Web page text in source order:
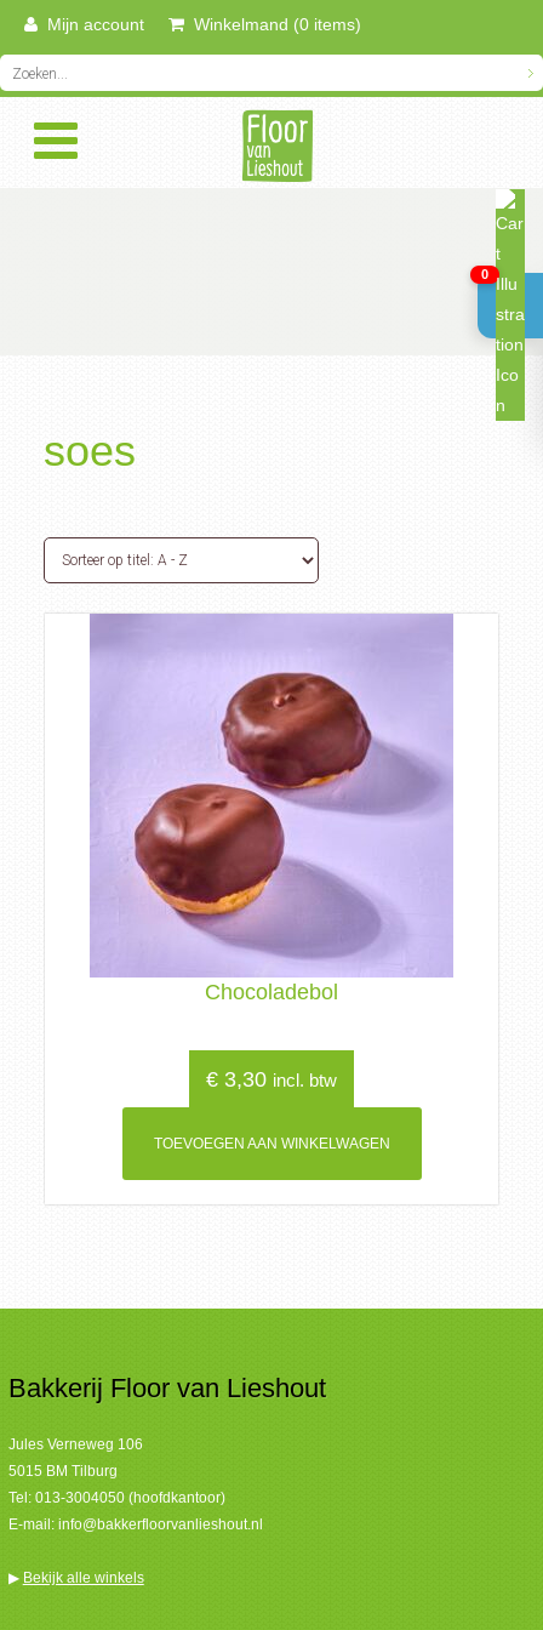
Mijn account Winkelmand (0 items)
soes
Chocoladebol
€ 3,30 incl. btw
TOEVOEGEN AAN WINKELWAGEN
Bakkerij Floor van Lieshout
Jules Verneweg 106
5015 BM Tilburg
Tel: 013-3004050 (hoofdkantoor)
E-mail: info@bakkerfloorvanlieshout.nl
▶ Bekijk alle winkels
0